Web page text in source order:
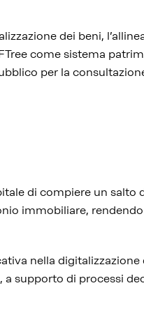
dei beni,
come sistema
per la
di compiere un salto
immobiliare,
nella
supporto di processi